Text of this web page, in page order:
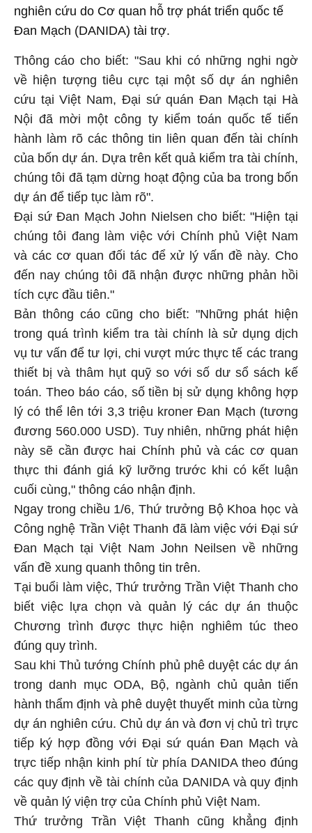
nghiên cứu do Cơ quan hỗ trợ phát triển quốc tế
Đan Mạch (DANIDA) tài trợ.
Thông cáo cho biết: "Sau khi có những nghi ngờ
về hiện tượng tiêu cực tại một số dự án nghiên
cứu tại Việt Nam, Đại sứ quán Đan Mạch tại Hà
Nội đã mời một công ty kiểm toán quốc tế tiến
hành làm rõ các thông tin liên quan đến tài chính
của bốn dự án. Dựa trên kết quả kiểm tra tài chính,
chúng tôi đã tạm dừng hoạt động của ba trong bốn
dự án để tiếp tục làm rõ".
Đại sứ Đan Mạch John Nielsen cho biết: "Hiện tại
chúng tôi đang làm việc với Chính phủ Việt Nam
và các cơ quan đối tác để xử lý vấn đề này. Cho
đến nay chúng tôi đã nhận được những phản hồi
tích cực đầu tiên."
Bản thông cáo cũng cho biết: "Những phát hiện
trong quá trình kiểm tra tài chính là sử dụng dịch
vụ tư vấn để tư lợi, chi vượt mức thực tế các trang
thiết bị và thâm hụt quỹ so với số dư sổ sách kế
toán. Theo báo cáo, số tiền bị sử dụng không hợp
lý có thể lên tới 3,3 triệu kroner Đan Mạch (tương
đương 560.000 USD). Tuy nhiên, những phát hiện
này sẽ cần được hai Chính phủ và các cơ quan
thực thi đánh giá kỹ lưỡng trước khi có kết luận
cuối cùng," thông cáo nhận định.
Ngay trong chiều 1/6, Thứ trưởng Bộ Khoa học và
Công nghệ Trần Việt Thanh đã làm việc với Đại sứ
Đan Mạch tại Việt Nam John Neilsen về những
vấn đề xung quanh thông tin trên.
Tại buổi làm việc, Thứ trưởng Trần Việt Thanh cho
biết việc lựa chọn và quản lý các dự án thuộc
Chương trình được thực hiện nghiêm túc theo
đúng quy trình.
Sau khi Thủ tướng Chính phủ phê duyệt các dự án
trong danh mục ODA, Bộ, ngành chủ quản tiến
hành thẩm định và phê duyệt thuyết minh của từng
dự án nghiên cứu. Chủ dự án và đơn vị chủ trì trực
tiếp ký hợp đồng với Đại sứ quán Đan Mạch và
trực tiếp nhận kinh phí từ phía DANIDA theo đúng
các quy định về tài chính của DANIDA và quy định
về quản lý viện trợ của Chính phủ Việt Nam.
Thứ trưởng Trần Việt Thanh cũng khẳng định